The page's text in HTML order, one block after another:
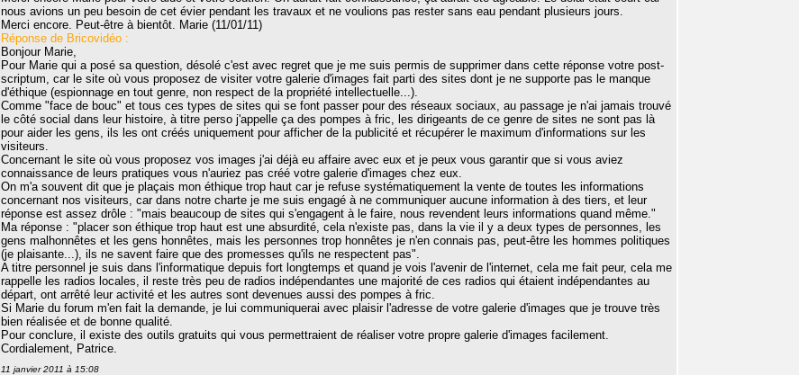
nous avions un peu besoin de cet évier pendant les travaux et ne voulions pas rester sans eau pendant plusieurs jours.
Merci encore. Peut-être à bientôt. Marie (11/01/11)
Réponse de Bricovidéo :
Bonjour Marie,
Pour Marie qui a posé sa question, désolé c'est avec regret que je me suis permis de supprimer dans cette réponse votre post-
scriptum, car le site où vous proposez de visiter votre galerie d'images fait parti des sites dont je ne supporte pas le manque
d'éthique (espionnage en tout genre, non respect de la propriété intellectuelle...).
Comme "face de bouc" et tous ces types de sites qui se font passer pour des réseaux sociaux, au passage je n'ai jamais trouvé
le côté social dans leur histoire, à titre perso j'appelle ça des pompes à fric, les dirigeants de ce genre de sites ne sont pas là
pour aider les gens, ils les ont créés uniquement pour afficher de la publicité et récupérer le maximum d'informations sur les
visiteurs.
Concernant le site où vous proposez vos images j'ai déjà eu affaire avec eux et je peux vous garantir que si vous aviez
connaissance de leurs pratiques vous n'auriez pas créé votre galerie d'images chez eux.
On m'a souvent dit que je plaçais mon éthique trop haut car je refuse systématiquement la vente de toutes les informations
concernant nos visiteurs, car dans notre charte je me suis engagé à ne communiquer aucune information à des tiers, et leur
réponse est assez drôle : "mais beaucoup de sites qui s'engagent à le faire, nous revendent leurs informations quand même."
Ma réponse : "placer son éthique trop haut est une absurdité, cela n'existe pas, dans la vie il y a deux types de personnes, les
gens malhonnêtes et les gens honnêtes, mais les personnes trop honnêtes je n'en connais pas, peut-être les hommes politiques
(je plaisante...), ils ne savent faire que des promesses qu'ils ne respectent pas".
A titre personnel je suis dans l'informatique depuis fort longtemps et quand je vois l'avenir de l'internet, cela me fait peur, cela me
rappelle les radios locales, il reste très peu de radios indépendantes une majorité de ces radios qui étaient indépendantes au
départ, ont arrêté leur activité et les autres sont devenues aussi des pompes à fric.
Si Marie du forum m'en fait la demande, je lui communiquerai avec plaisir l'adresse de votre galerie d'images que je trouve très
bien réalisée et de bonne qualité.
Pour conclure, il existe des outils gratuits qui vous permettraient de réaliser votre propre galerie d'images facilement.
Cordialement, Patrice.
11 janvier 2011 à 15:08